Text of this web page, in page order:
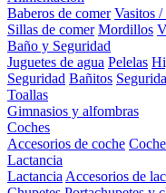
Baberos de comer Vasitos
Sillas de comer Mordillos
Baño y Seguridad
Juguetes de agua Pelelas
Seguridad Bañitos
Toallas
Gimnasios y alfombras
Coches
Accesorios de coche
Lactancia
Lactancia Accesorios de